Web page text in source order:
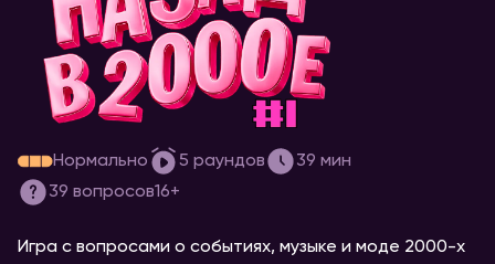
[назад в 2000-е]
Нормально 5 раундов 39 мин
39 вопросов16+
Игра с вопросами о событиях, музыке и моде 2000-х